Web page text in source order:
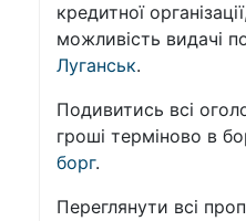
кредитної
можливість видачі
Луганськ.
Подивитись всі
гроші терміново в
борг.
Переглянути всі